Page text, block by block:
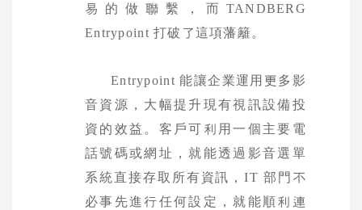
易的做聯繫，而 TANDBERG
Entrypoint打破了這項藩籬。
Entrypoint能讓企業運用更多影
音資源，大幅提升現有視訊設備投
資的效益。客戶可利用一個主要電
話號 碼或網址，就能透過影音選單
系統直接存取所有資訊，IT 部門不
必事先進行任何設定，就能順利連